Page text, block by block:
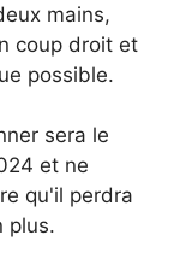
mains,
coup droit et
possible.
sera le
et ne
qu'il perdra
plus.